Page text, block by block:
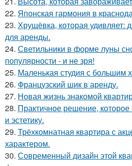
22. Японская гармония в
23. Хрущёвка, которая удивляет:
для аренды.
24. Светильники в форме луны
популярности - и не зря!
25. Маленькая студия с большим
26. Французский шик в аренду.
27. Новая жизнь знакомой
28. Практичное решение, которое
и эстетику.
29. Трёхкомнатная квартира с
характером.
30. Современный дизайн этой